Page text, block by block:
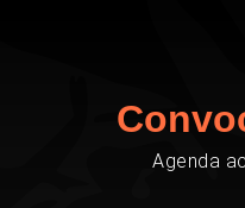
Agenda